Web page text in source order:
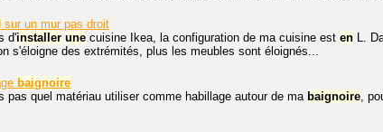
sur un mur pas droit
d'installer une cuisine Ikea, la configuration de ma cuisine est en L.
s'éloigne des extrémités, plus les meubles sont éloignés...
baignoire
pas quel matériau utiliser comme habillage autour de ma baignoire,